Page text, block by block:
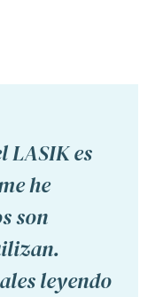
LASIK es
he
son
leyendo